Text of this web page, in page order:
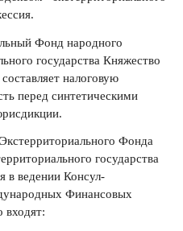
Фонд народного
государства Княжество
налоговую
перед синтетическими
Фонда
государства
в ведении Консул-
Финансовых
входят: